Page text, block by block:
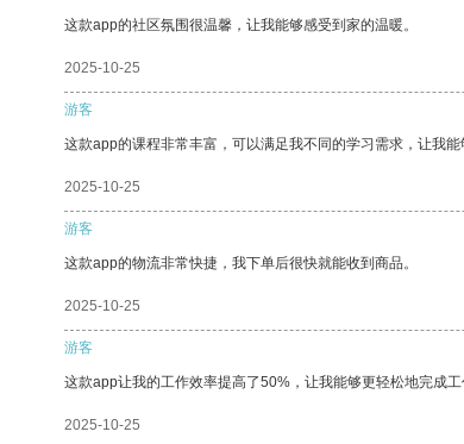
这款app的社区氛围很温馨，让我能够感受到家的温暖。
2025-10-25
游客
这款app的课程非常丰富，可以满足我不同的学习需求，让我能
2025-10-25
游客
这款app的物流非常快捷，我下单后很快就能收到商品。
2025-10-25
游客
这款app让我的工作效率提高了50%，让我能够更轻松地完成
2025-10-25